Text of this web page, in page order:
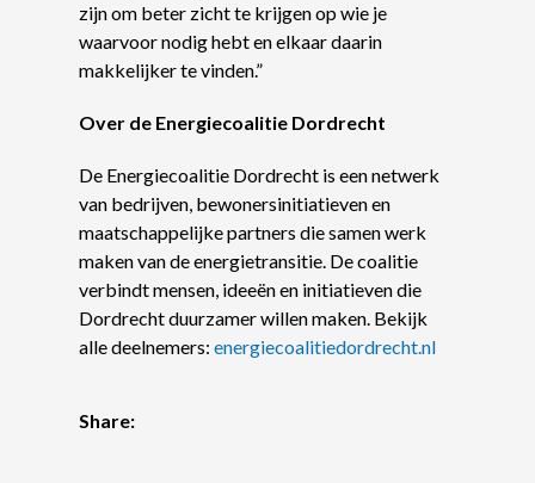
zijn om beter zicht te krijgen op wie je
waarvoor nodig hebt en elkaar daarin
makkelijker te vinden.”
Over de Energiecoalitie Dordrecht
De Energiecoalitie Dordrecht is een netwerk
van bedrijven, bewonersinitiatieven en
maatschappelijke partners die samen werk
maken van de energietransitie. De coalitie
verbindt mensen, ideeën en initiatieven die
Dordrecht duurzamer willen maken. Bekijk
alle deelnemers: energiecoalitiedordrecht.nl
Share: